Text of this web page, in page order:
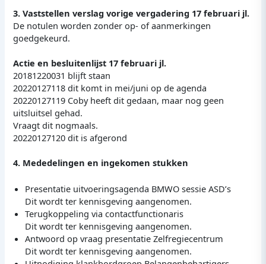
3. Vaststellen verslag vorige vergadering 17 februari jl.
De notulen worden zonder op- of aanmerkingen
goedgekeurd.
Actie en besluitenlijst 17 februari jl.
20181220031 blijft staan
20220127118 dit komt in mei/juni op de agenda
20220127119 Coby heeft dit gedaan, maar nog geen
uitsluitsel gehad.
Vraagt dit nogmaals.
20220127120 dit is afgerond
4. Mededelingen en ingekomen stukken
Presentatie uitvoeringsagenda BMWO sessie ASD’s
Dit wordt ter kennisgeving aangenomen.
Terugkoppeling via contactfunctionaris
Dit wordt ter kennisgeving aangenomen.
Antwoord op vraag presentatie Zelfregiecentrum
Dit wordt ter kennisgeving aangenomen.